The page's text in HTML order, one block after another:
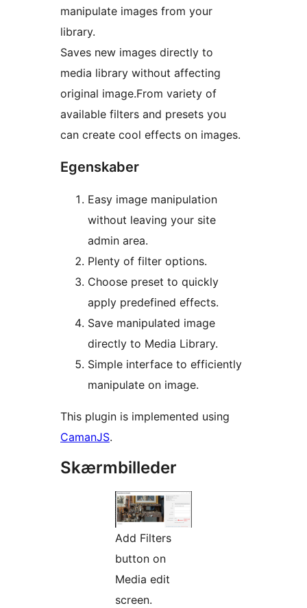
manipulate images from your
library.
Saves new images directly to
media library without affecting
original image.From variety of
available filters and presets you
can create cool effects on images.
Egenskaber
Easy image manipulation
without leaving your site
admin area.
Plenty of filter options.
Choose preset to quickly
apply predefined effects.
Save manipulated image
directly to Media Library.
Simple interface to efficiently
manipulate on image.
This plugin is implemented using
CamanJS.
Skærmbilleder
Add Filters
button on
Media edit
screen.